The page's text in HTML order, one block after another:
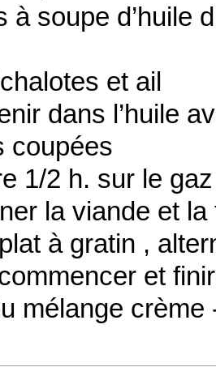
à soupe d’huile
et ail
dans l’huile
coupées
1/2 h. sur le
la viande et la
à gratin ,
et
mélange